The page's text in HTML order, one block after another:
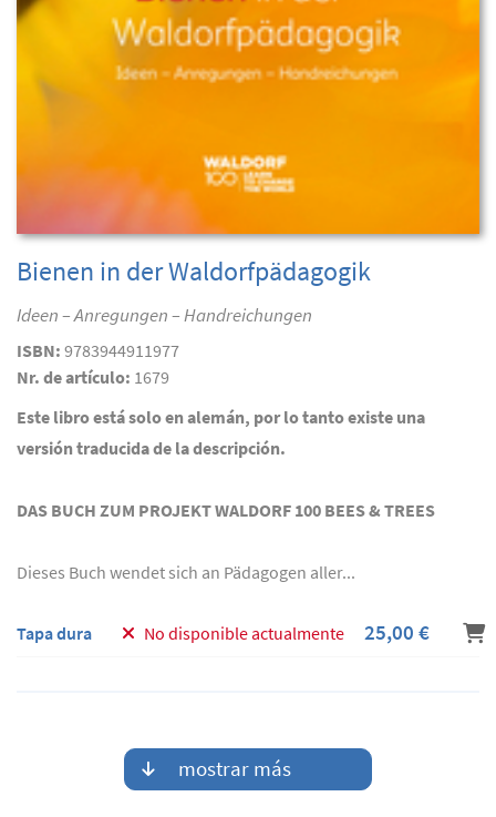
Bienen in der Waldorfpädagogik
Ideen – Anregungen – Handreichungen
ISBN: 9783944911977
Nr. de artículo: 1679
Este libro está solo en alemán, por lo tanto existe una
versión traducida de la descripción.
DAS BUCH ZUM PROJEKT WALDORF 100 BEES & TREES
Dieses Buch wendet sich an Pädagogen aller...
Tapa dura No disponible actualmente 25,00 €
mostrar más